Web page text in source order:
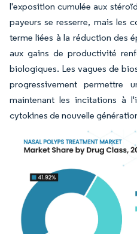
l'exposition cumulée aux
payeurs se resserre, mais les
terme liées à la réduction des
aux gains de productivité
biologiques. Les vagues de
progressivement
maintenant les incitations à
cytokines de nouvelle